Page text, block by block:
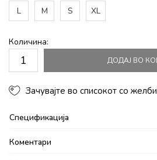
L
M S XL
Количина:
ДОДАЈ ВО
Зачувајте во списокот со желби
Спецификација
Коментари